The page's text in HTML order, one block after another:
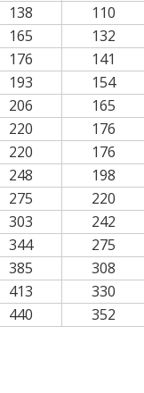
138 110
165 132
176 141
193 154
206 165
220 176
220 176
248 198
275 220
303 242
344 275
385 308
413 330
440 352